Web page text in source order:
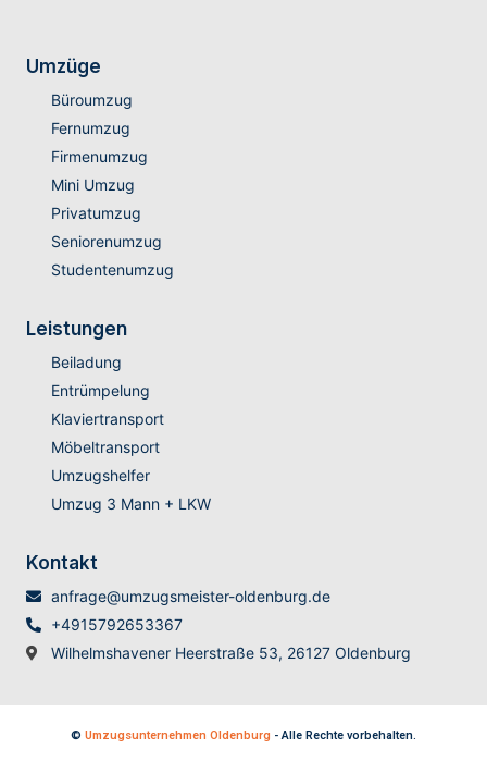
Umzüge
Büroumzug
Fernumzug
Firmenumzug
Mini Umzug
Privatumzug
Seniorenumzug
Studentenumzug
Leistungen
Beiladung
Entrümpelung
Klaviertransport
Möbeltransport
Umzugshelfer
Umzug 3 Mann + LKW
Kontakt
anfrage@umzugsmeister-oldenburg.de
+4915792653367
Wilhelmshavener Heerstraße 53, 26127 Oldenburg
© Umzugsunternehmen Oldenburg - Alle Rechte vorbehalten.